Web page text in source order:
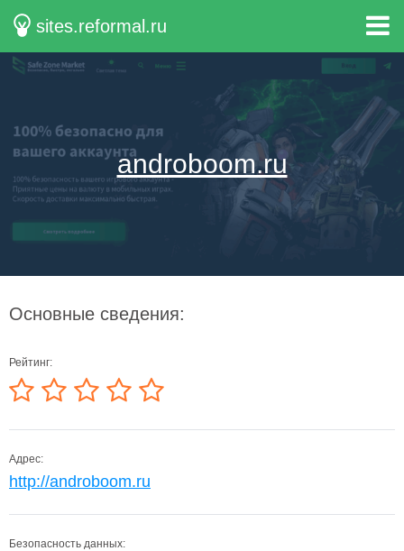
sites.reformal.ru
androboom.ru
Основные сведения:
Рейтинг:
Адрес:
http://androboom.ru
Безопасность данных: